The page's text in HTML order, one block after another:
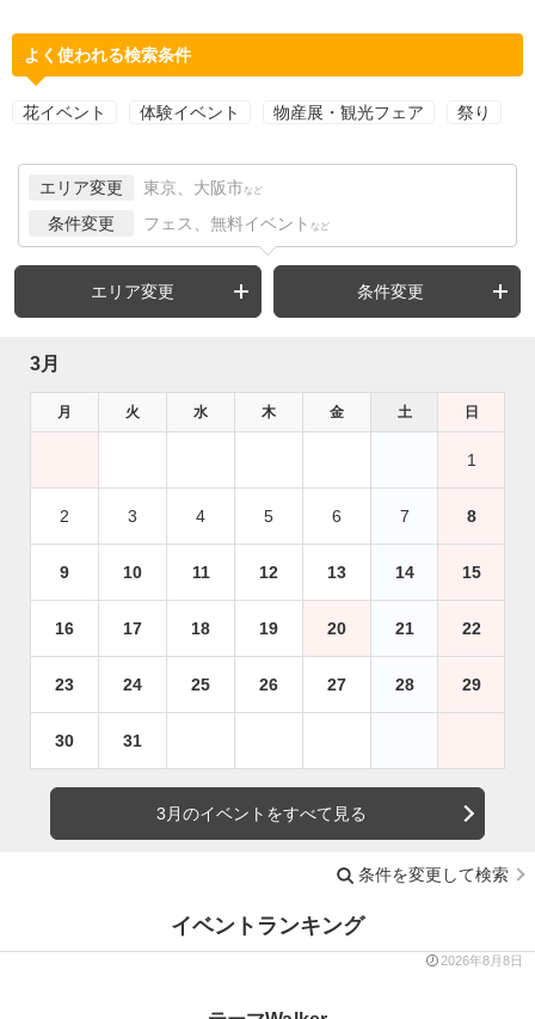
よく使われる検索条件
花イベント 体験イベント 物産展・観光フェア 祭り
エリア変更 東京、大阪市 など
条件変更 フェス、無料イベント など
エリア変更 条件変更
3月
月 火 水 木 金 土 日
1
2 3 4 5 6 7 8
9 10 11 12 13 14 15
16 17 18 19 20 21 22
23 24 25 26 27 28 29
30 31
3月のイベントをすべて見る
条件を変更して検索
イベントランキング
2026年8月8日